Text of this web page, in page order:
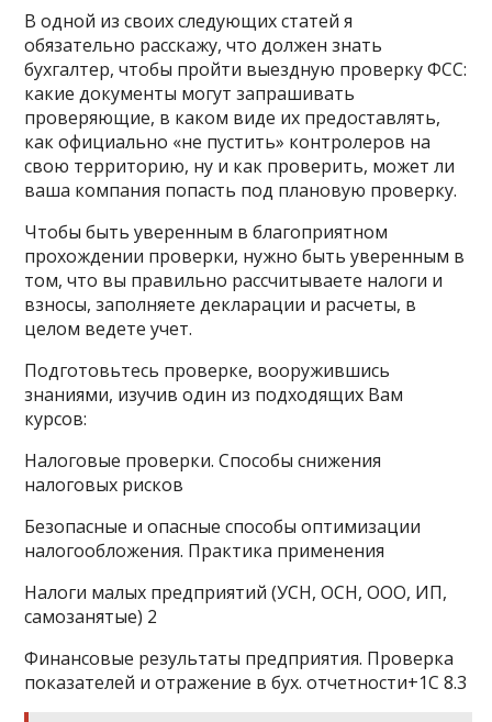
В одной из своих следующих статей я
обязательно расскажу, что должен знать
бухгалтер, чтобы пройти выездную проверку ФСС:
какие документы могут запрашивать
проверяющие, в каком виде их предоставлять,
как официально «не пустить» контролеров на
свою территорию, ну и как проверить, может ли
ваша компания попасть под плановую проверку.
Чтобы быть уверенным в благоприятном
прохождении проверки, нужно быть уверенным в
том, что вы правильно рассчитываете налоги и
взносы, заполняете декларации и расчеты, в
целом ведете учет.
Подготовьтесь проверке, вооружившись
знаниями, изучив один из подходящих Вам
курсов:
Налоговые проверки. Способы снижения
налоговых рисков
Безопасные и опасные способы оптимизации
налогообложения. Практика применения
Налоги малых предприятий (УСН, ОСН, ООО, ИП,
самозанятые) 2
Финансовые результаты предприятия. Проверка
показателей и отражение в бух. отчетности+1С 8.3